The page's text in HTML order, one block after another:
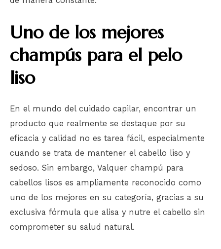
Uno de los mejores
champús para el pelo
liso
En el mundo del cuidado capilar, encontrar un
producto que realmente se destaque por su
eficacia y calidad no es tarea fácil, especialmente
cuando se trata de mantener el cabello liso y
sedoso. Sin embargo, Valquer champú para
cabellos lisos es ampliamente reconocido como
uno de los mejores en su categoría, gracias a su
exclusiva fórmula que alisa y nutre el cabello sin
comprometer su salud natural.